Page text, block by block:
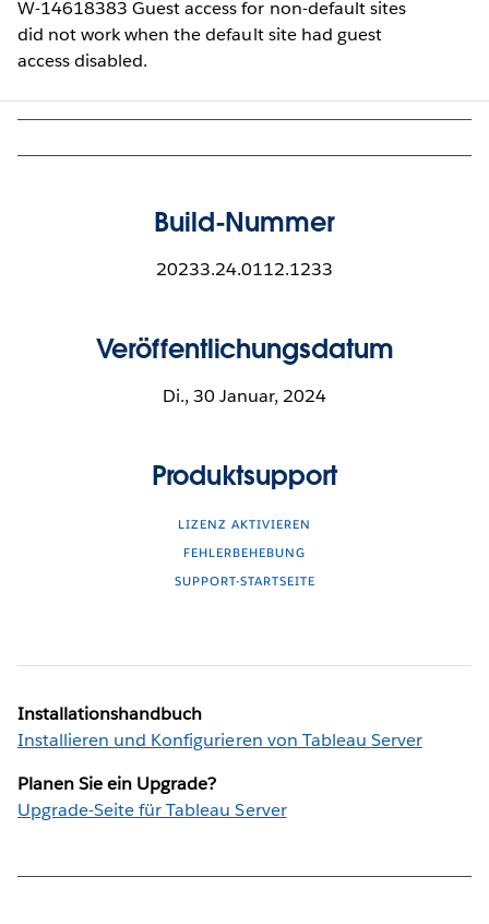
W-14618383 Guest access for non-default sites
did not work when the default site had guest
access disabled.
Build-Nummer
20233.24.0112.1233
Veröffentlichungsdatum
Di., 30 Januar, 2024
Produktsupport
LIZENZ AKTIVIEREN
FEHLERBEHEBUNG
SUPPORT-STARTSEITE
Installationshandbuch
Installieren und Konfigurieren von Tableau Server
Planen Sie ein Upgrade?
Upgrade-Seite für Tableau Server